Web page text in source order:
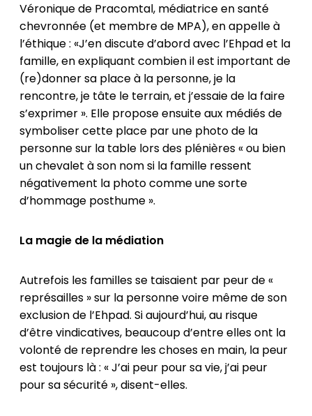
Véronique de Pracomtal, médiatrice en santé
chevronnée (et membre de MPA), en appelle à
l’éthique : «J’en discute d’abord avec l’Ehpad et la
famille, en expliquant combien il est important de
(re)donner sa place à la personne, je la
rencontre, je tâte le terrain, et j’essaie de la faire
s’exprimer ». Elle propose ensuite aux médiés de
symboliser cette place par une photo de la
personne sur la table lors des plénières « ou bien
un chevalet à son nom si la famille ressent
négativement la photo comme une sorte
d’hommage posthume ».
La magie de la médiation
Autrefois les familles se taisaient par peur de «
représailles » sur la personne voire même de son
exclusion de l’Ehpad. Si aujourd’hui, au risque
d’être vindicatives, beaucoup d’entre elles ont la
volonté de reprendre les choses en main, la peur
est toujours là : « J’ai peur pour sa vie, j’ai peur
pour sa sécurité », disent-elles.